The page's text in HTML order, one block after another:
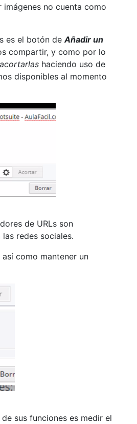
no cuenta como
es el botón de Añadir un
compartir, y como por lo
acortarlashaciendo uso de
disponibles al momento
de URLs son
redes sociales.
como mantener un
sus funciones es medir el